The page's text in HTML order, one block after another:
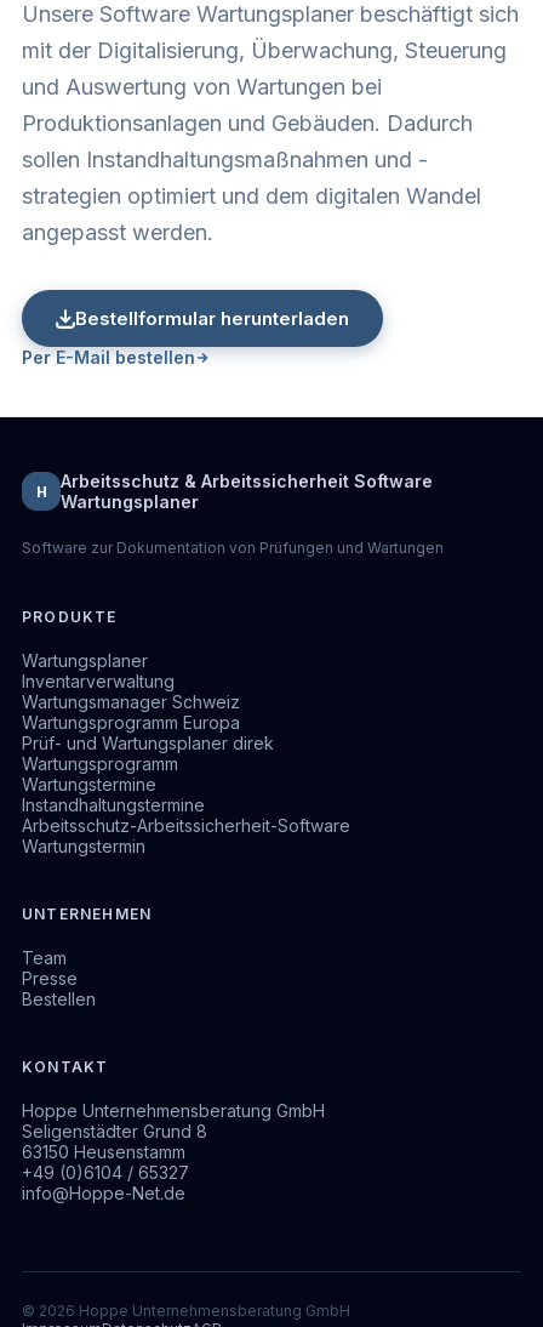
Unsere Software Wartungsplaner beschäftigt sich
mit der Digitalisierung, Überwachung, Steuerung
und Auswertung von Wartungen bei
Produktionsanlagen und Gebäuden. Dadurch
sollen Instandhaltungsmaßnahmen und -
strategien optimiert und dem digitalen Wandel
angepasst werden.
Bestellformular herunterladen
Per E-Mail bestellen
H
Arbeitsschutz & Arbeitssicherheit Software
Wartungsplaner
Software zur Dokumentation von Prüfungen und Wartungen
PRODUKTE
Wartungsplaner
Inventarverwaltung
Wartungsmanager Schweiz
Wartungsprogramm Europa
Prüf- und Wartungsplaner direk
Wartungsprogramm
Wartungstermine
Instandhaltungstermine
Arbeitsschutz-Arbeitssicherheit-Software
Wartungstermin
UNTERNEHMEN
Team
Presse
Bestellen
KONTAKT
Hoppe Unternehmensberatung GmbH
Seligenstädter Grund 8
63150 Heusenstamm
+49 (0)6104 / 65327
info@Hoppe-Net.de
© 2026 Hoppe Unternehmensberatung GmbH